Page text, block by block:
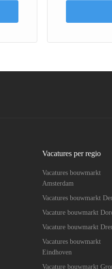
Vacatures per regio
Vacatures bouwmarkt
Amsterdam
Vacatures bouwmarkt
Vacature bouwmarkt
Vacature bouwmarkt
Vacatures bouwmarkt
Eindhoven
Vacature bouwmarkt